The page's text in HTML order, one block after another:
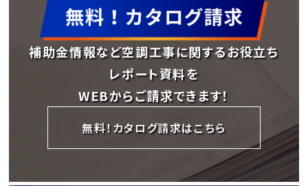
補助金情報など空調工事に関するお役立ち
レポート資料を
WEBからご請求できます！
無料！カタログ請求はこちら